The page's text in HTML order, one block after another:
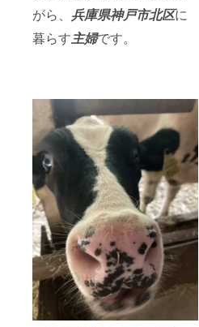
がら、 兵庫県神戸市北区に
暮らす主婦です。